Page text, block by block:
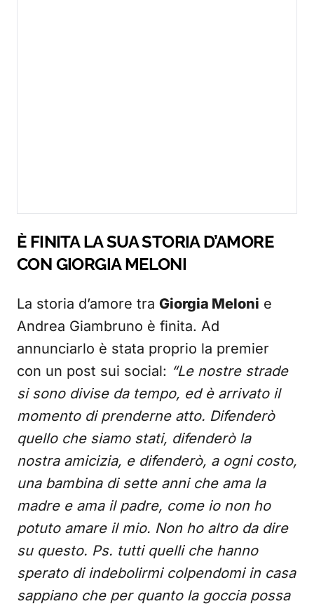
È FINITA LA SUA STORIA D’AMORE
CON GIORGIA MELONI
La storia d’amore tra Giorgia Meloni e
Andrea Giambruno è finita. Ad
annunciarlo è stata proprio la premier
con un post sui social: “Le nostre strade
si sono divise da tempo, ed è arrivato il
momento di prenderne atto. Difenderò
quello che siamo stati, difenderò la
nostra amicizia, e difenderò, a ogni costo,
una bambina di sette anni che ama la
madre e ama il padre, come io non ho
potuto amare il mio. Non ho altro da dire
su questo. Ps. tutti quelli che hanno
sperato di indebolirmi colpendomi in casa
sappiano che per quanto la goccia possa